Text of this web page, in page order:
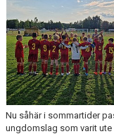
Nu såhär i sommartider
ungdomslag som varit